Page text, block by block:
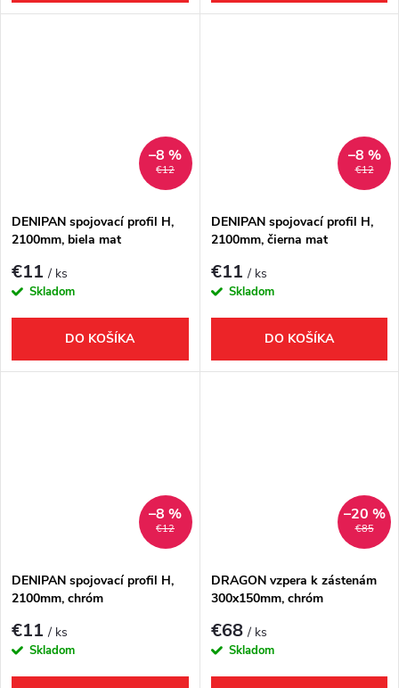
€12
–8 %
DENIPAN spojovací profil H,
2100mm, biela mat
€11/ ks
Skladom
DO KOŠÍKA
€12
–8 %
DENIPAN spojovací profil H,
2100mm, čierna mat
€11/ ks
Skladom
DO KOŠÍKA
€12
–8 %
DENIPAN spojovací profil H,
2100mm, chróm
€11/ ks
Skladom
€85
–20 %
DRAGON vzpera k zástenám
300x150mm, chróm
€68/ ks
Skladom